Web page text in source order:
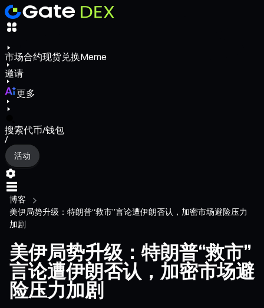
市场合约现货兑换Meme
邀请
更多
搜索代币/钱包
/
活动
博客
美伊局势升级：特朗普“救市”言论遭伊朗否认，加密市场避险压力
加剧
美伊局势升级：特朗普“救市”
言论遭伊朗否认，加密市场避
险压力加剧